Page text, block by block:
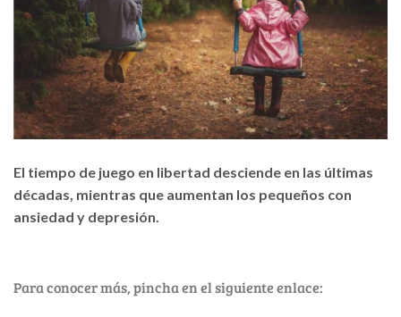
El tiempo de juego en libertad desciende en las últimas
décadas, mientras que aumentan los pequeños con
ansiedad y depresión.
Para conocer más, pincha en el siguiente enlace: